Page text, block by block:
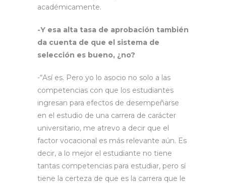
académicamente.
-Y esa alta tasa de aprobación también
da cuenta de que el sistema de
selección es bueno, ¿no?
-“Así es. Pero yo lo asocio no solo a las
competencias con que los estudiantes
ingresan para efectos de desempeñarse
en el estudio de una carrera de carácter
universitario, me atrevo a decir que el
factor vocacional es más relevante aún. Es
decir, a lo mejor el estudiante no tiene
tantas competencias para estudiar, pero sí
tiene la certeza de que es la carrera que le